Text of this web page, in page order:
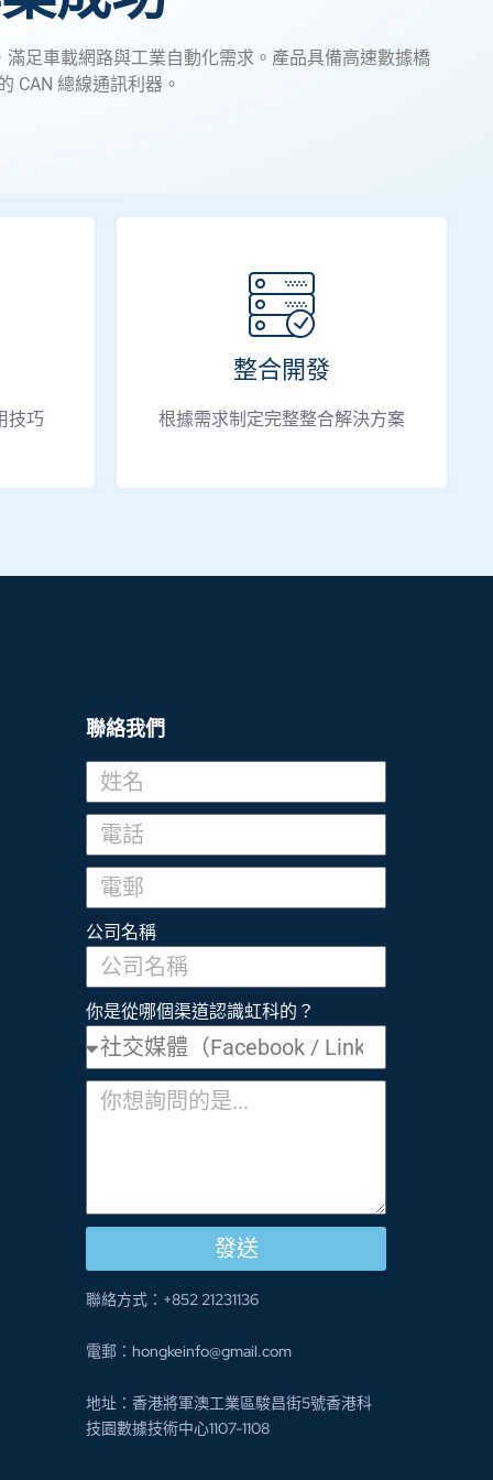
足車載網路與工業自動化需求。產品具備高速數據橋
CAN 總線通訊利器。
技巧
整合開發
根據需求制定完整整合解決方案
聯絡我們
公司名稱
你是從哪個渠道認識虹科的？
發送
聯絡方式：+852 21231136
電郵：hongkeinfo@gmail.com
地址：香港將軍澳工業區駿昌街5號香港科
技園數據技術中心1107-1108